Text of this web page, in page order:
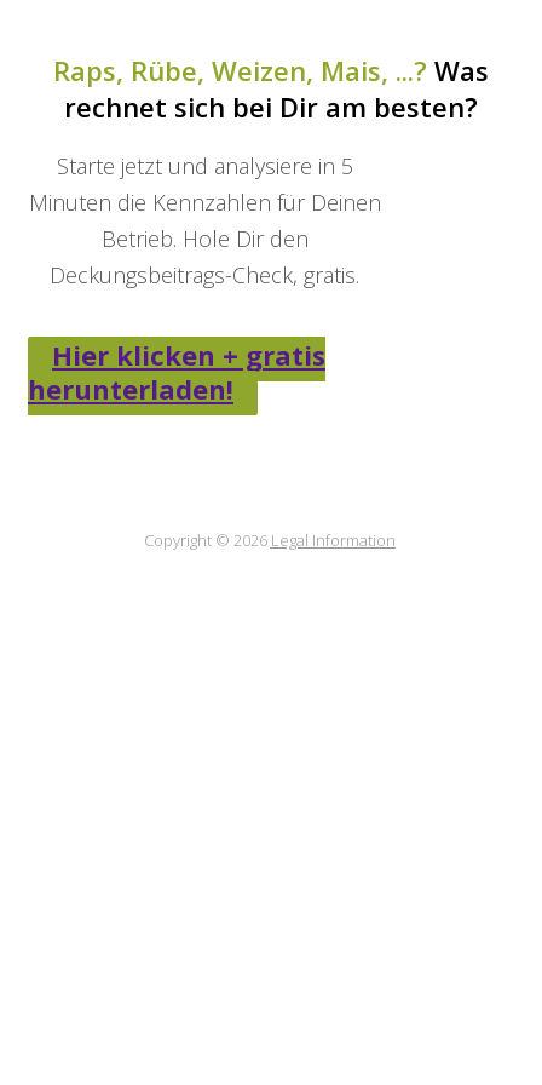
Raps, Rübe, Weizen, Mais, ...? Was
rechnet sich bei Dir am besten?
Starte jetzt und analysiere in 5
Minuten die Kennzahlen für Deinen
Betrieb. Hole Dir den
Deckungsbeitrags-Check, gratis.
Hier klicken + gratis
herunterladen!
Copyright © 2026 Legal Information